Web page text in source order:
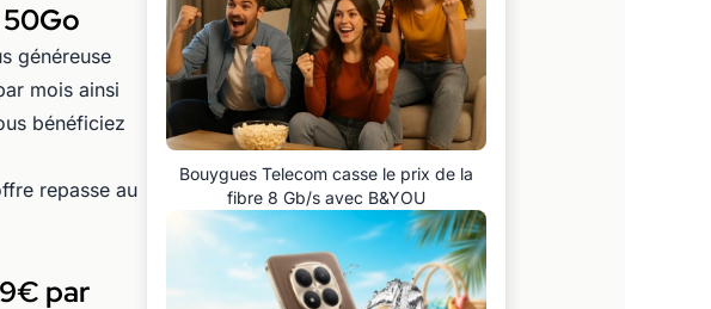
généreuse
mois ainsi
bénéficiez
repasse au
par
Bouygues Telecom casse le prix de la
fibre 8 Gb/s avec B&YOU